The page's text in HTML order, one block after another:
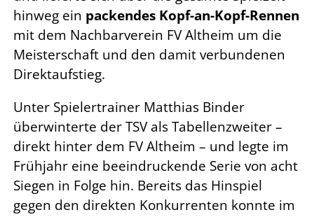
hinweg ein packendes Kopf-an-Kopf-Rennen
mit dem Nachbarverein FV Altheim um die
Meisterschaft und den damit verbundenen
Direktaufstieg.
Unter Spielertrainer Matthias Binder
überwinterte der TSV als Tabellenzweiter –
direkt hinter dem FV Altheim – und legte im
Frühjahr eine beeindruckende Serie von acht
Siegen in Folge hin. Bereits das Hinspiel
gegen den direkten Konkurrenten konnte im